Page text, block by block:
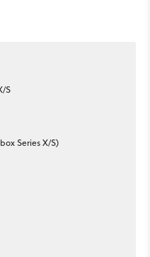
S
Series X/S)